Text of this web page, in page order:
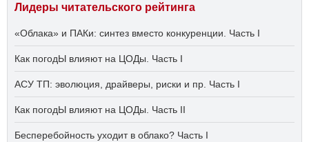
Лидеры читательского рейтинга
«Облака» и ПАКи: синтез вместо конкуренции. Часть I
Как погодЫ влияют на ЦОДы. Часть I
АСУ ТП: эволюция, драйверы, риски и пр. Часть I
Как погодЫ влияют на ЦОДы. Часть II
Бесперебойность уходит в облако? Часть I